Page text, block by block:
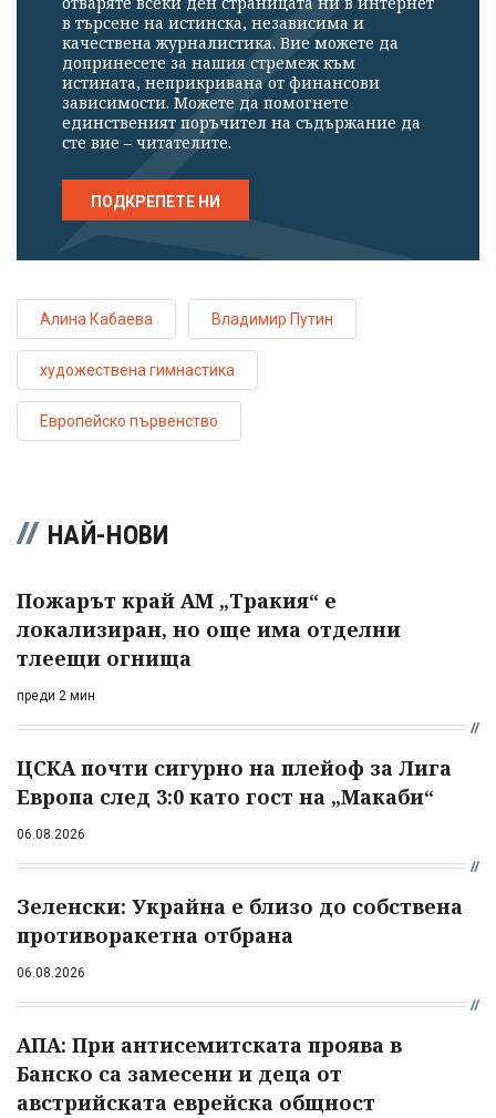
в търсене на истинска, независима и
качествена журналистика. Вие можете да
допринесете за нашия стремеж към
истината, неприкривана от финансови
зависимости. Можете да помогнете
единственият поръчител на съдържание да
сте вие – читателите.
ПОДКРЕПЕТЕ НИ
Алина Кабаева Владимир Путин
художествена гимнастика
Европейско първенство
НАЙ-НОВИ
Пожарът край АМ „Тракия“ е
локализиран, но още има отделни
тлеещи огнища
преди 2 мин
ЦСКА почти сигурно на плейоф за Лига
Европа след 3:0 като гост на „Макаби“
06.08.2026
Зеленски: Украйна е близо до собствена
противоракетна отбрана
06.08.2026
АПА: При антисемитската проява в
Банско са замесени и деца от
австрийската еврейска общност